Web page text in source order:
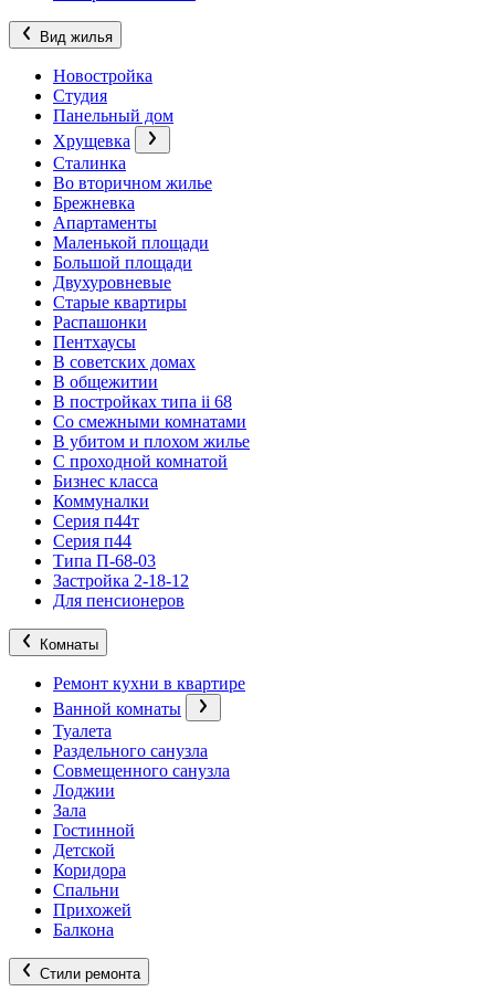
Вид жилья
Новостройка
Студия
Панельный дом
Хрущевка
Сталинка
Во вторичном жилье
Брежневка
Апартаменты
Маленькой площади
Большой площади
Двухуровневые
Старые квартиры
Распашонки
Пентхаусы
В советских домах
В общежитии
В постройках типа ii 68
Со смежными комнатами
В убитом и плохом жилье
С проходной комнатой
Бизнес класса
Коммуналки
Серия п44т
Серия п44
Типа П-68-03
Застройка 2-18-12
Для пенсионеров
Комнаты
Ремонт кухни в квартире
Ванной комнаты
Туалета
Раздельного санузла
Совмещенного санузла
Лоджии
Зала
Гостинной
Детской
Коридора
Спальни
Прихожей
Балкона
Стили ремонта